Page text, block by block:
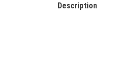
Description